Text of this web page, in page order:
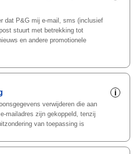
dat P&G mij e-mail, sms (inclusief
stuurt met betrekking tot
en andere promotionele
i
verwijderen die aan
mailadres zijn gekoppeld, tenzij
van toepassing is